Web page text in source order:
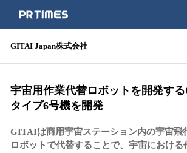
GITAI Japan株式会社
宇宙用作業代替ロボットを開発す
タイプ6号機を開発
GITAIは商用宇宙ステーション内の宇宙飛
ロボットで代替することで、宇宙における